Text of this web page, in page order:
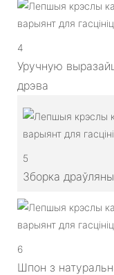
4
Уручную
дрэва
5
Зборка
6
Шпон з